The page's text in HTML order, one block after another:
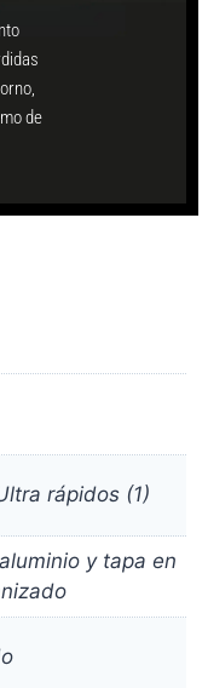
de
rápidos (1)
y tapa en